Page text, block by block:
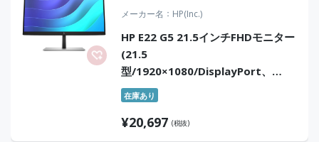
メーカー名 HP(Inc.)
HP E22 G5 21.5インチFHDモニター
(21.5
型/1920×1080/DisplayPort、
HDMI/ブラック/スピーカー：なし)
在庫あり
¥20,697 (税抜)